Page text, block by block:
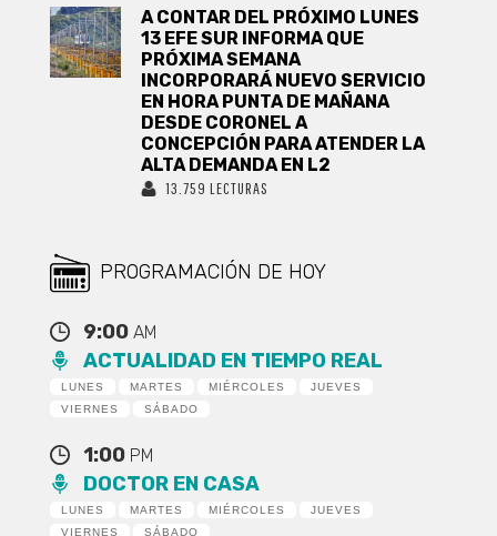
A CONTAR DEL PRÓXIMO LUNES
13 EFE SUR INFORMA QUE
PRÓXIMA SEMANA
INCORPORARÁ NUEVO SERVICIO
EN HORA PUNTA DE MAÑANA
DESDE CORONEL A
CONCEPCIÓN PARA ATENDER LA
ALTA DEMANDA EN L2
13.759 LECTURAS
PROGRAMACIÓN DE HOY
9:00 AM
ACTUALIDAD EN TIEMPO REAL
LUNES MARTES MIÉRCOLES
JUEVES
VIERNES
SÁBADO
1:00 PM
DOCTOR EN CASA
LUNES MARTES MIÉRCOLES
JUEVES
VIERNES
SÁBADO